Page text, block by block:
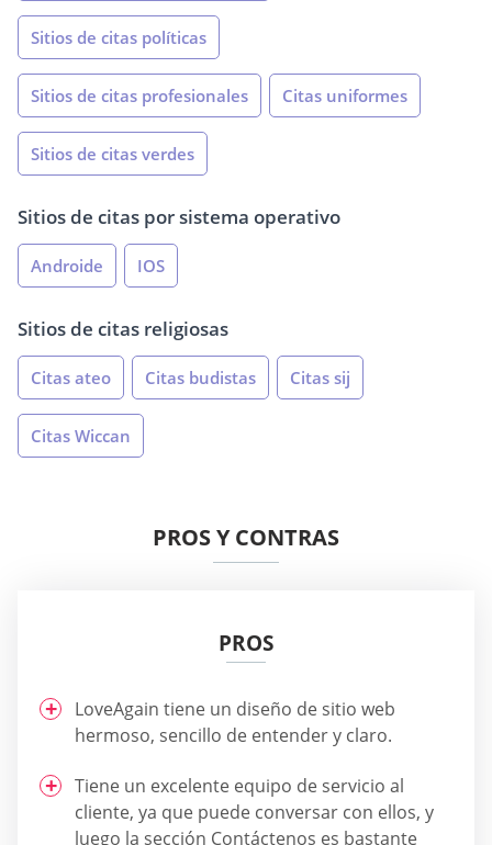
Sitios de citas políticas
Sitios de citas profesionales Citas uniformes
Sitios de citas verdes
Sitios de citas por sistema operativo
Androide IOS
Sitios de citas religiosas
Citas ateo Citas budistas Citas sij
Citas Wiccan
PROS Y CONTRAS
PROS
LoveAgain tiene un diseño de sitio web
hermoso, sencillo de entender y claro.
Tiene un excelente equipo de servicio al
cliente, ya que puede conversar con ellos, y
luego la sección Contáctenos es bastante